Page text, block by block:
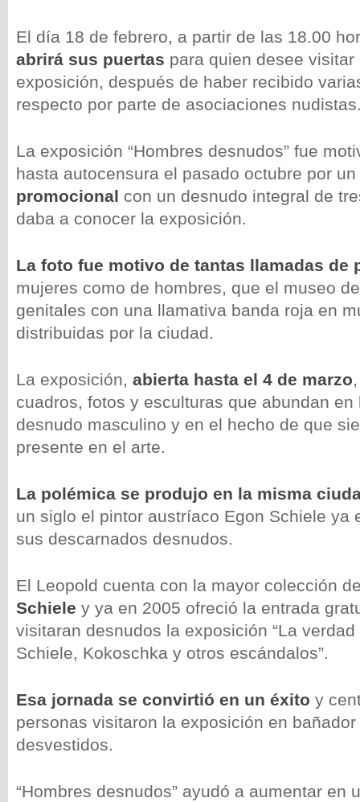
El día 18 de febrero, a partir de las 18.00
abrirá sus puertas para quien desee visitar
exposición, después de haber recibido
respecto por parte de asociaciones
La exposición “Hombres desnudos” fue
hasta autocensura el pasado octubre por un
promocional con un desnudo integral de
daba a conocer la exposición.
La foto fue motivo de tantas llamadas de
mujeres como de hombres, que el museo
genitales con una llamativa banda roja en
distribuidas por la ciudad.
La exposición, abierta hasta el 4 de marzo
cuadros, fotos y esculturas que abundan en
desnudo masculino y en el hecho de que
presente en el arte.
La polémica se produjo en la misma
un siglo el pintor austríaco Egon Schiele ya
sus descarnados desnudos.
El Leopold cuenta con la mayor colección
Schiele y ya en 2005 ofreció la entrada
visitaran desnudos la exposición “La
Schiele, Kokoschka y otros escándalos”.
Esa jornada se convirtió en un éxito y
personas visitaron la exposición en
desvestidos.
“Hombres desnudos” ayudó a aumentar en
wp-
wp-